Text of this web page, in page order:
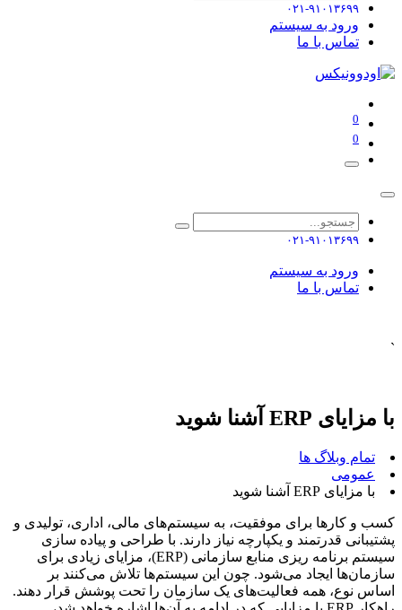
۰۲۱-۹۱۰۱۳۶۹۹
ورود به سیستم
تماس با ما
0
0
۰۲۱-۹۱۰۱۳۶۹۹
ورود به سیستم
تماس با ما
`
با مزایای ERP آشنا شوید
تمام وبلاگ ها
عمومی
با مزایای ERP آشنا شوید
کسب و کارها برای موفقیت، به سیستم‌های مالی، اداری، تولیدی و
پشتیبانی قدرتمند و یکپارچه نیاز دارند. با طراحی و پیاده سازی
سیستم برنامه ریزی منابع سازمانی (ERP)، مزایای زیادی برای
سازمان‌ها ایجاد می‌شود. چون این سیستم‌ها تلاش می‌کنند بر
اساس نوع، همه فعالیت‌های یک سازمان را تحت پوشش قرار دهند.